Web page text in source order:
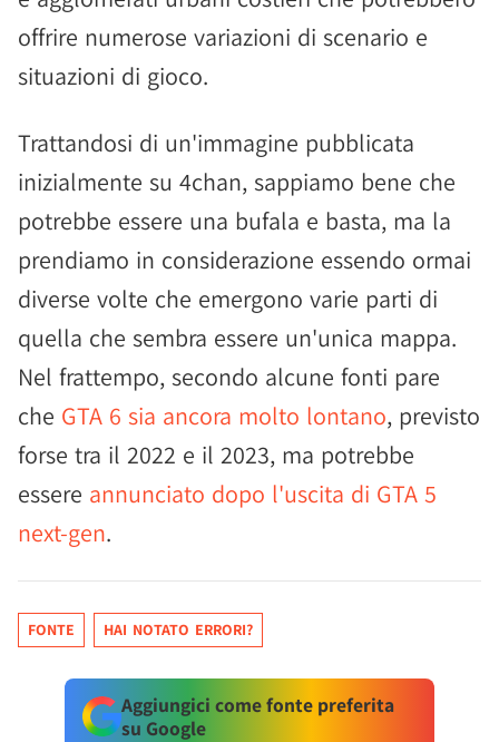
offrire numerose variazioni di scenario e
situazioni di gioco.
Trattandosi di un'immagine pubblicata
inizialmente su 4chan, sappiamo bene che
potrebbe essere una bufala e basta, ma la
prendiamo in considerazione essendo ormai
diverse volte che emergono varie parti di
quella che sembra essere un'unica mappa.
Nel frattempo, secondo alcune fonti pare
che GTA 6 sia ancora molto lontano, previsto
forse tra il 2022 e il 2023, ma potrebbe
essere annunciato dopo l'uscita di GTA 5
next-gen.
FONTE HAI NOTATO ERRORI?
Aggiungici come fonte preferita
su Google